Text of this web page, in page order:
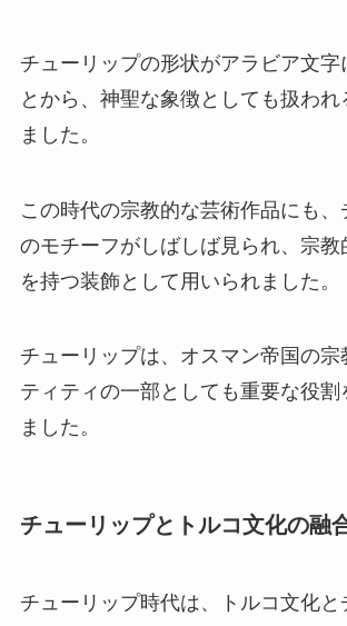
チューリップの形状がアラビア文字
とから、神聖な象徴としても扱われ
ました。
この時代の宗教的な芸術作品にも
のモチーフがしばしば見られ、宗教
を持つ装飾として用いられました。
チューリップは、オスマン帝国の宗
ティティの一部としても重要な役割
ました。
チューリップとトルコ文化の融
チューリップ時代は、トルコ文化と